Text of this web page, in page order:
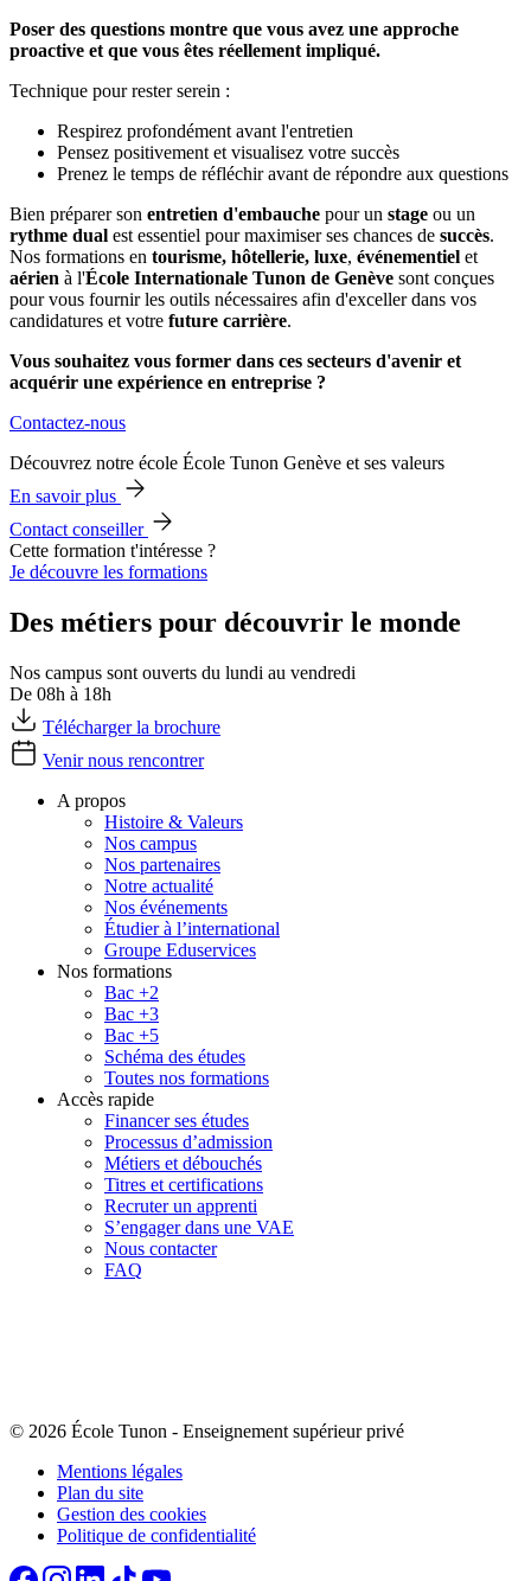
Poser des questions montre que vous avez une approche
proactive et que vous êtes réellement impliqué.
Technique pour rester serein :
Respirez profondément avant l'entretien
Pensez positivement et visualisez votre succès
Prenez le temps de réfléchir avant de répondre aux questions
Bien préparer son entretien d'embauche pour un stage ou un
rythme dual est essentiel pour maximiser ses chances de succès.
Nos formations en tourisme, hôtellerie, luxe, événementiel et
aérien à l'École Internationale Tunon de Genève sont conçues
pour vous fournir les outils nécessaires afin d'exceller dans vos
candidatures et votre future carrière.
Vous souhaitez vous former dans ces secteurs d'avenir et
acquérir une expérience en entreprise ?
Contactez-nous
Découvrez notre école École Tunon Genève et ses valeurs
En savoir plus
Contact conseiller
Cette formation t'intéresse ?
Je découvre les formations
Des métiers pour découvrir le monde
Nos campus sont ouverts du lundi au vendredi
De 08h à 18h
Télécharger la brochure
Venir nous rencontrer
A propos
Histoire & Valeurs
Nos campus
Nos partenaires
Notre actualité
Nos événements
Étudier à l’international
Groupe Eduservices
Nos formations
Bac +2
Bac +3
Bac +5
Schéma des études
Toutes nos formations
Accès rapide
Financer ses études
Processus d’admission
Métiers et débouchés
Titres et certifications
Recruter un apprenti
S’engager dans une VAE
Nous contacter
FAQ
© 2026 École Tunon - Enseignement supérieur privé
Mentions légales
Plan du site
Gestion des cookies
Politique de confidentialité